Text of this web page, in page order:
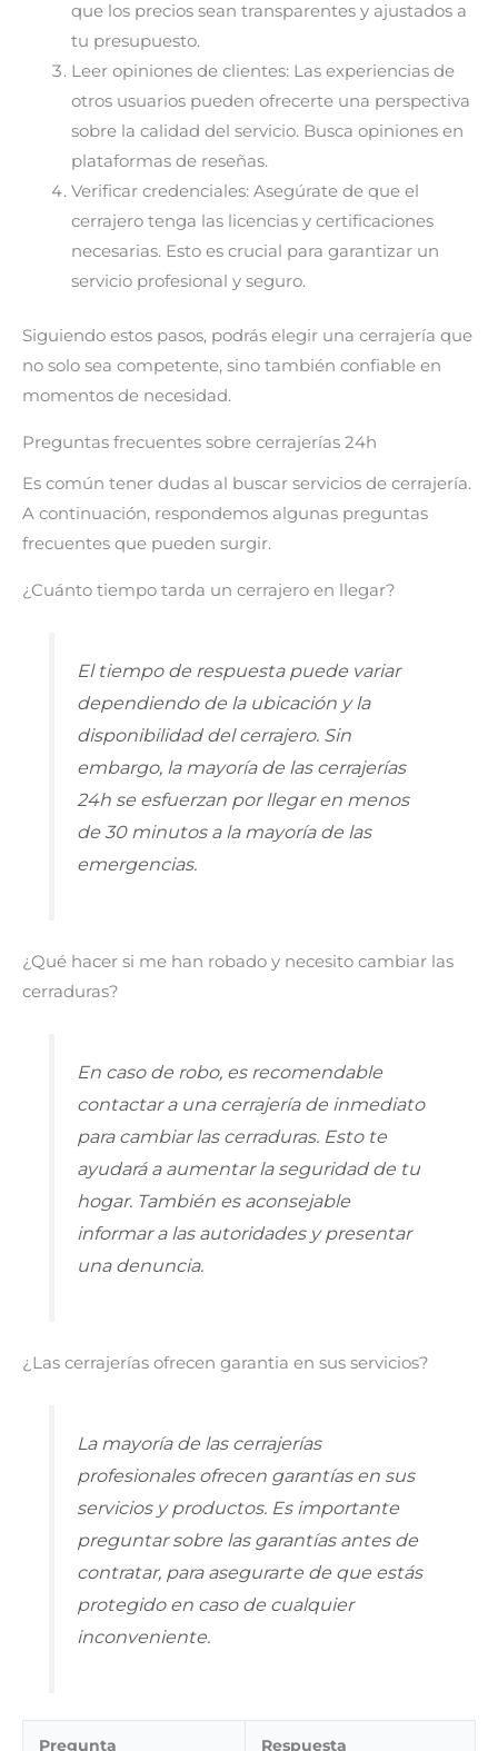
que los precios sean transparentes y ajustados a
tu presupuesto.
Leer opiniones de clientes: Las experiencias de
otros usuarios pueden ofrecerte una perspectiva
sobre la calidad del servicio. Busca opiniones en
plataformas de reseñas.
Verificar credenciales: Asegúrate de que el
cerrajero tenga las licencias y certificaciones
necesarias. Esto es crucial para garantizar un
servicio profesional y seguro.
Siguiendo estos pasos, podrás elegir una cerrajería que
no solo sea competente, sino también confiable en
momentos de necesidad.
Preguntas frecuentes sobre cerrajerías 24h
Es común tener dudas al buscar servicios de cerrajería.
A continuación, respondemos algunas preguntas
frecuentes que pueden surgir.
¿Cuánto tiempo tarda un cerrajero en llegar?
El tiempo de respuesta puede variar
dependiendo de la ubicación y la
disponibilidad del cerrajero. Sin
embargo, la mayoría de las cerrajerías
24h se esfuerzan por llegar en menos
de 30 minutos a la mayoría de las
emergencias.
¿Qué hacer si me han robado y necesito cambiar las
cerraduras?
En caso de robo, es recomendable
contactar a una cerrajería de inmediato
para cambiar las cerraduras. Esto te
ayudará a aumentar la seguridad de tu
hogar. También es aconsejable
informar a las autoridades y presentar
una denuncia.
¿Las cerrajerías ofrecen garantia en sus servicios?
La mayoría de las cerrajerías
profesionales ofrecen garantías en sus
servicios y productos. Es importante
preguntar sobre las garantías antes de
contratar, para asegurarte de que estás
protegido en caso de cualquier
inconveniente.
Pregunta Respuesta